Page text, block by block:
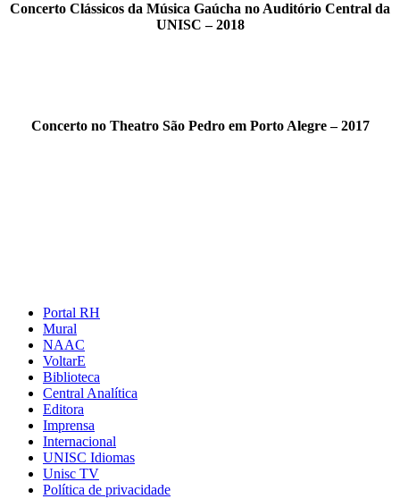
Concerto Clássicos da Música Gaúcha no Auditório Central da
UNISC – 2018
Concerto no Theatro São Pedro em Porto Alegre – 2017
Portal RH
Mural
NAAC
VoltarE
Biblioteca
Central Analítica
Editora
Imprensa
Internacional
UNISC Idiomas
Unisc TV
Política de privacidade